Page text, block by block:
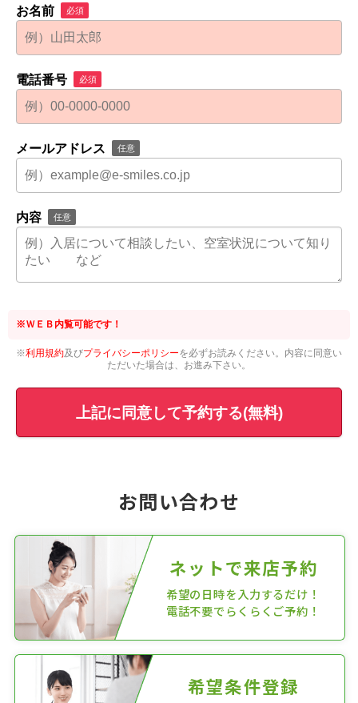
お名前 必須
電話番号 必須
メールアドレス 任意
内容 任意
※ＷＥＢ内覧可能です！
※利用規約及びプライバシーポリシーを必ずお読みください。内容に同意い
ただいた場合は、お進み下さい。
上記に同意して予約する(無料)
お問い合わせ
ネットで来店予約
希望の日時を入力するだけ！
電話不要でらくらくご予約！
希望条件登録